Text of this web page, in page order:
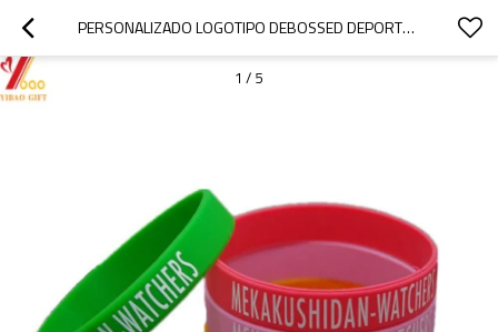
PERSONALIZADO LOGOTIPO DEBOSSED DEPORTES SILICONA PULSERA PARA REGALO DE PROMOCIÓN
1 / 5